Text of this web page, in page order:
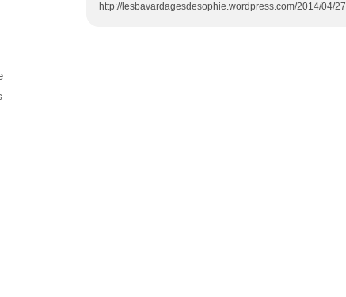
http://lesbavardagesdesophie.wordpress.com/2014/04/